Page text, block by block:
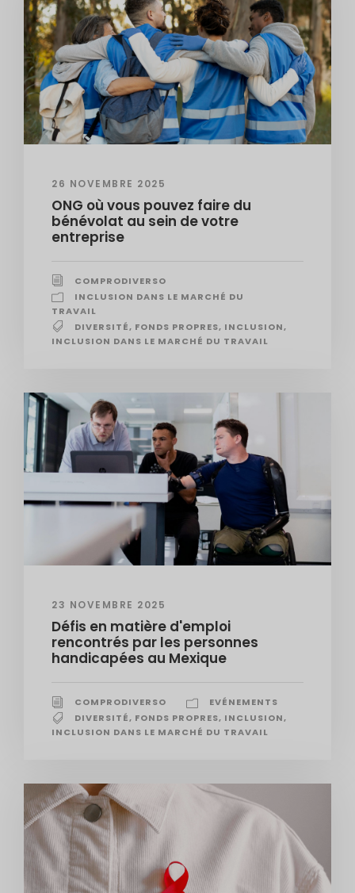
26 NOVEMBRE 2025
ONG où vous pouvez faire du
bénévolat au sein de votre
entreprise
COMPRODIVERSO
INCLUSION DANS LE MARCHÉ DU
TRAVAIL
DIVERSITÉ, FONDS PROPRES, INCLUSION,
INCLUSION DANS LE MARCHÉ DU TRAVAIL
23 NOVEMBRE 2025
Défis en matière d'emploi
rencontrés par les personnes
handicapées au Mexique
COMPRODIVERSO
EVÉNEMENTS
DIVERSITÉ, FONDS PROPRES, INCLUSION,
INCLUSION DANS LE MARCHÉ DU TRAVAIL